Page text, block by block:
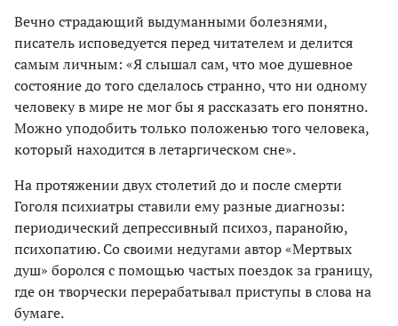
Вечно страдающий выдуманными болезнями,
писатель исповедуется перед читателем и делится
самым личным: «Я слышал сам, что мое душевное
состояние до того сделалось странно, что ни одному
человеку в мире не мог бы я рассказать его понятно.
Можно уподобить только положенью того человека,
который находится в летаргическом сне».
На протяжении двух столетий до и после смерти
Гоголя психиатры ставили ему разные диагнозы:
периодический депрессивный психоз, паранойю,
психопатию. Со своими недугами автор «Мертвых
душ» боролся с помощью частых поездок за границу,
где он творчески перерабатывал приступы в слова на
бумаге.